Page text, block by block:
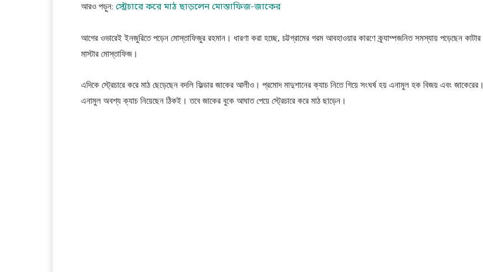
আরও পড়ুন: স্ট্রেচারে করে মাঠ ছাড়লেন মোস্তাফিজ-জাকের
আগের ওভারেই ইনজুরিতে পড়েন মোস্তাফিজুর রহমান। ধারণা করা হচ্ছে, চট্টগ্রামের গরম আবহাওয়ার কারণে ক্র্যাম্পজনিত সমস্যায় পড়েছেন কাটার
মাস্টার মোস্তাফিজ।
এদিকে স্ট্রেচারে করে মাঠ ছেড়েছেন বদলি ফিল্ডার জাকের আলীও। প্রমোদ মাদুশানের ক্যাচ নিতে গিয়ে সংঘর্ষ হয় এনামুল হক বিজয় এবং জাকেরের।
এনামুল অবশ্য ক্যাচ নিয়েছেন ঠিকই। তবে জাকের বুকে আঘাত পেয়ে স্ট্রেচারে করে মাঠ ছাড়েন।